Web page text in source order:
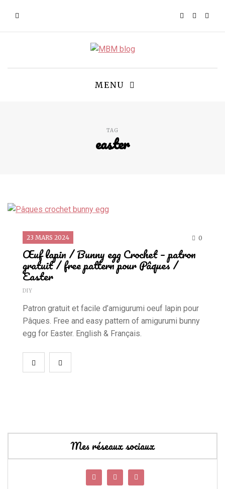
MENU
TAG
easter
23 MARS 2024 0
Œuf lapin / Bunny egg Crochet – patron
gratuit / free pattern pour Pâques /
Easter
DIY
Patron gratuit et facile d’amigurumi oeuf lapin pour
Pâques. Free and easy pattern of amigurumi bunny
egg for Easter. English & Français.
Mes réseaux sociaux